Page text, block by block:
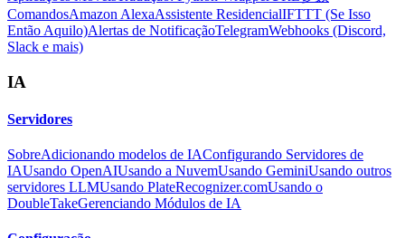
ComandosAmazon AlexaAssistente ResidencialIFTTT (Se Isso
Então Aquilo)Alertas de NotificaçãoTelegramWebhooks (Discord,
Slack e mais)
IA
Servidores
SobreAdicionando modelos de IAConfigurando Servidores de
IAUsando OpenAIUsando a NuvemUsando GeminiUsando outros
servidores LLMUsando PlateRecognizer.comUsando o
DoubleTakeGerenciando Módulos de IA